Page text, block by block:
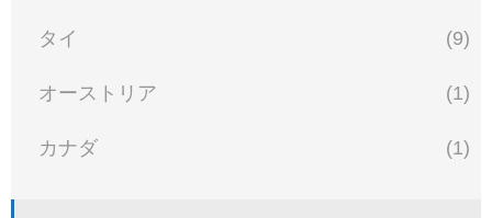
タイ (9)
オーストリア (1)
カナダ (1)